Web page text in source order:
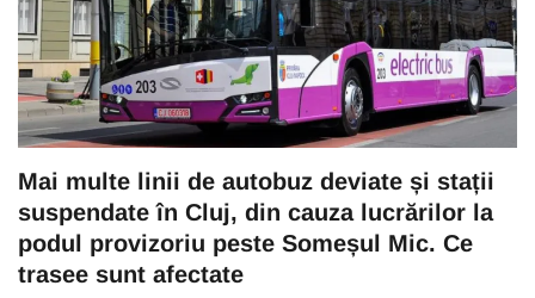
Mai multe linii de autobuz deviate și stații
suspendate în Cluj, din cauza lucrărilor la
podul provizoriu peste Someșul Mic. Ce
trasee sunt afectate